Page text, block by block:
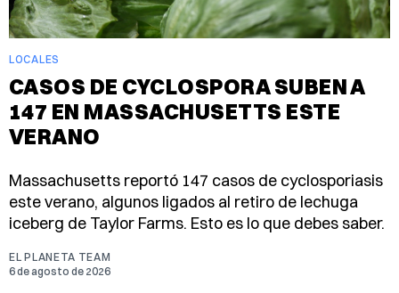
LOCALES
CASOS DE CYCLOSPORA SUBEN A
147 EN MASSACHUSETTS ESTE
VERANO
Massachusetts reportó 147 casos de cyclosporiasis
este verano, algunos ligados al retiro de lechuga
iceberg de Taylor Farms. Esto es lo que debes saber.
EL PLANETA TEAM
6 de agosto de 2026